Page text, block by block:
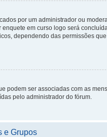
por um administrador ou
em curso logo será
dependendo das permissões
podem ser associadas com as
pelo administrador do fórum.
e Grupos